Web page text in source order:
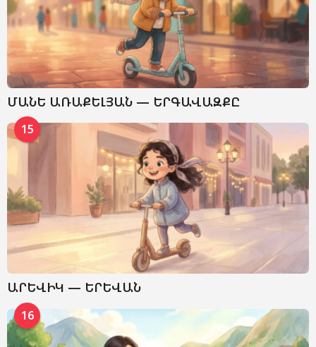
ՄԱՆԵ ԱՌԱՔԵԼՅԱՆ — ԵՐԳԱՎԱԶՔԸ
15
ԱՐԵՎԻԿ — ԵՐԵՎԱՆ
16